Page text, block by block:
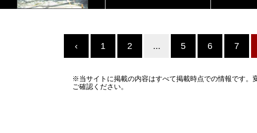
‹ 1 2 ... 5 6 7
※当サイトに掲載の内容はすべて掲載時点での情報です。
ご確認ください。